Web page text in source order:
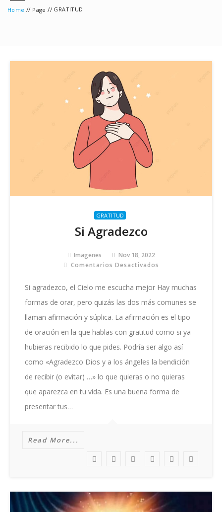
Home // Page // GRATITUD
GRATITUD
Si Agradezco
Imagenes
Nov 18, 2022
Comentarios Desactivados
Agradezco
Si agradezco, el Cielo me escucha mejor Hay muchas
formas de orar, pero quizás las dos más comunes se
llaman afirmación y súplica. La afirmación es el tipo
de oración en la que hablas con gratitud como si ya
hubieras recibido lo que pides. Podría ser algo así
como «Agradezco Dios y a los ángeles la bendición
de recibir (o evitar) …» lo que quieras o no quieras
que aparezca en tu vida. Es una buena forma de
presentar tus…
Read More...